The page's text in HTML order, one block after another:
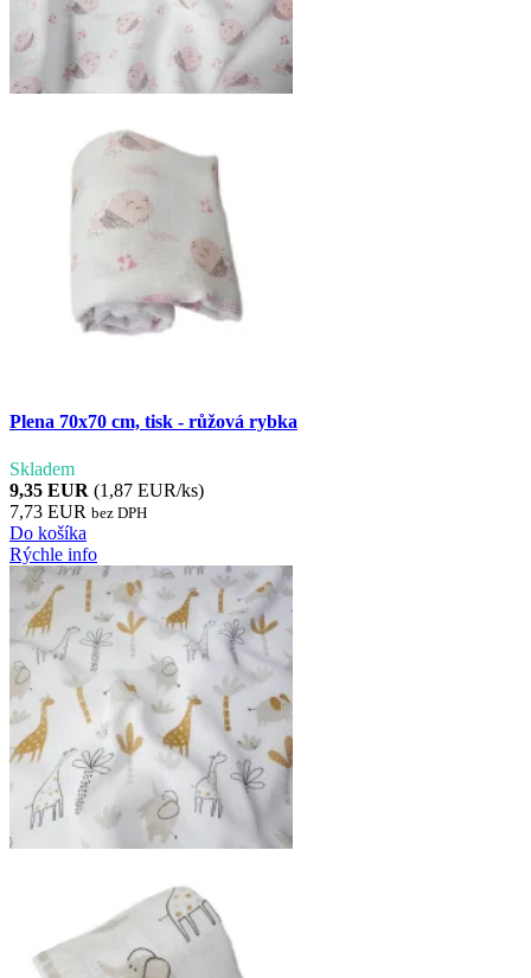
Plena 70x70 cm, tisk - růžová rybka
Skladem
9,35 EUR (1,87 EUR/ks)
7,73 EUR bez DPH
Do košíka
Rýchle info